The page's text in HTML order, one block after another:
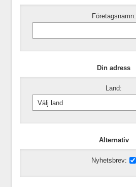
Företagsnamn:
Din adress
Land:
Alternativ
Nyhetsbrev: